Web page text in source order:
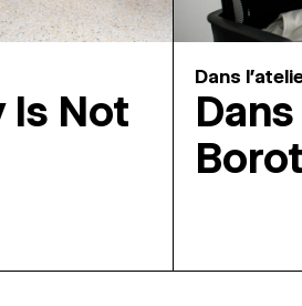
Is Not
Dans